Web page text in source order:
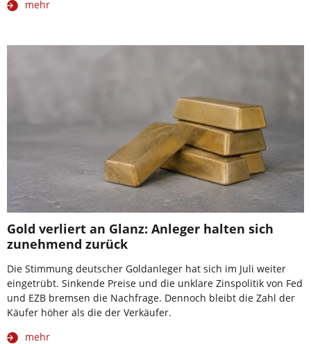
mehr
Gold verliert an Glanz: Anleger halten sich
zunehmend zurück
Die Stimmung deutscher Goldanleger hat sich im Juli weiter
eingetrübt. Sinkende Preise und die unklare Zinspolitik von Fed
und EZB bremsen die Nachfrage. Dennoch bleibt die Zahl der
Käufer höher als die der Verkäufer.
mehr